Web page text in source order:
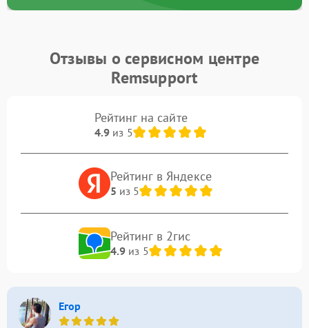
Отзывы о сервисном центре
Remsupport
Рейтинг на сайте
4.9из 5
Рейтинг в Яндексе
5 из 5
Рейтинг в 2гис
4.9из 5
Егор